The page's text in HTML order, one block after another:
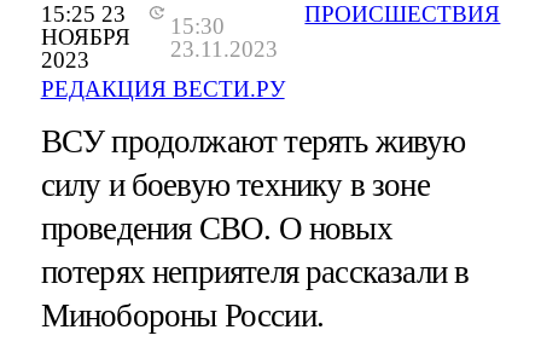
15:25 23
НОЯБРЯ
2023
15:30
23.11.2023
РЕДАКЦИЯ ВЕСТИ.РУ
ПРОИСШЕСТВИЯ
ВСУ продолжают терять живую
силу и боевую технику в зоне
проведения СВО. О новых
потерях неприятеля рассказали в
Минобороны России.